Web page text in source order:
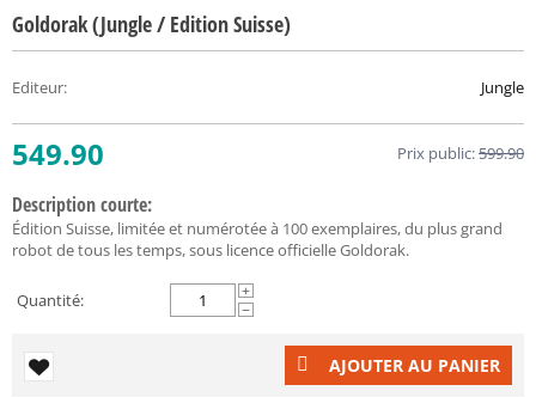
Goldorak (Jungle / Edition Suisse)
Editeur: Jungle
549.90 Prix public:599.90
Description courte:
Édition Suisse, limitée et numérotée à 100 exemplaires, du plus grand
robot de tous les temps, sous licence officielle Goldorak.
Quantité:
+
−
AJOUTER AU PANIER